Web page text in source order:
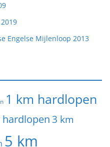
Engelse Mijlenloop 2013
1 km hardlopen
hardlopen3 km
5 km